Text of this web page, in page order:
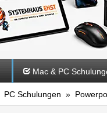
Mac & PC
PC Schulungen »